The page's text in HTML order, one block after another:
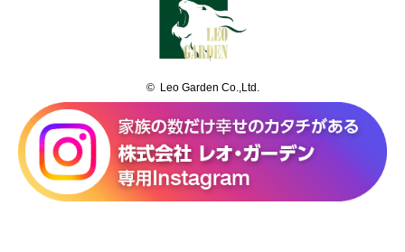
© Leo Garden Co.,Ltd.